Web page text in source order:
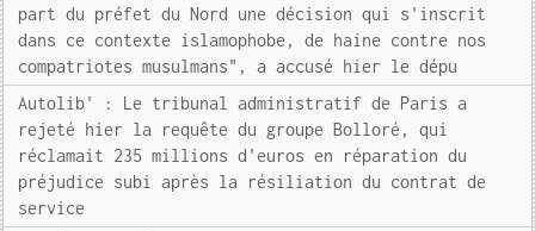
part du préfet du Nord une décision qui s'inscrit
dans ce contexte islamophobe, de haine contre nos
compatriotes musulmans", a accusé hier le dépu
Autolib' : Le tribunal administratif de Paris a
rejeté hier la requête du groupe Bolloré, qui
réclamait 235 millions d'euros en réparation du
préjudice subi après la résiliation du contrat de
service